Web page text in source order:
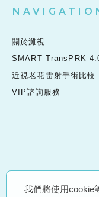
我們將使用cookie
關於濰視
SMART TransPRK
近視老花雷射手術比較
VIP諮詢服務